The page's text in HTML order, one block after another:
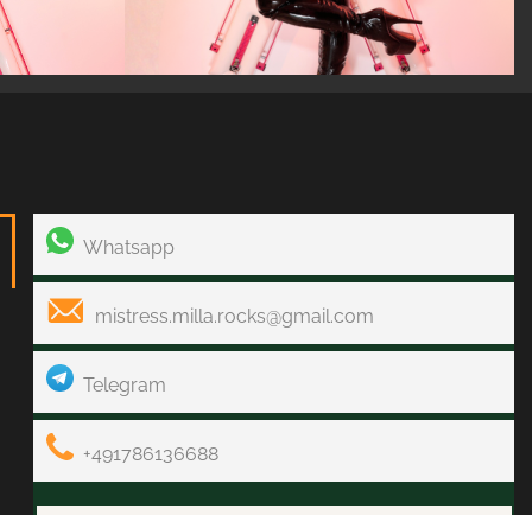
Whatsapp
mistress.milla.rocks@gmail.com
Telegram
+491786136688